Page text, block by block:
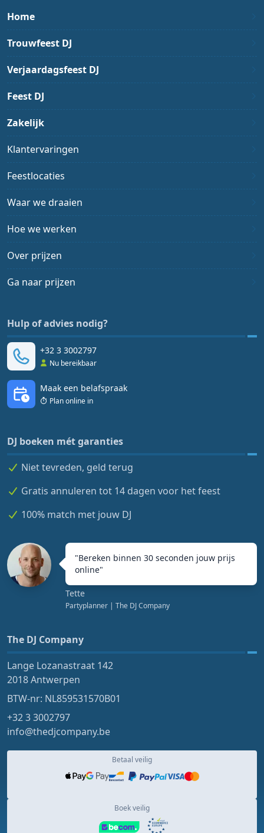
Home
Trouwfeest DJ
Verjaardagsfeest DJ
Feest DJ
Zakelijk
Klantervaringen
Feestlocaties
Waar we draaien
Hoe we werken
Over prijzen
Ga naar prijzen
Hulp of advies nodig?
+32 3 3002797
Nu bereikbaar
Maak een belafspraak
Plan online in
DJ boeken mét garanties
Niet tevreden, geld terug
Gratis annuleren tot 14 dagen voor het feest
100% match met jouw DJ
"Bereken binnen 30 seconden jouw prijs
online"
Tette
Partyplanner | The DJ Company
The DJ Company
Lange Lozanastraat 142
2018 Antwerpen
BTW-nr: NL859531570B01
+32 3 3002797
info@thedjcompany.be
Betaal veilig
Boek veilig